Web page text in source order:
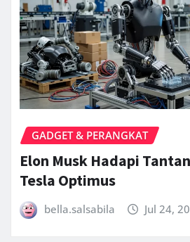
GADGET & PERANGKAT
Elon Musk Hadapi
Tesla Optimus
bella.salsabila Jul 24,